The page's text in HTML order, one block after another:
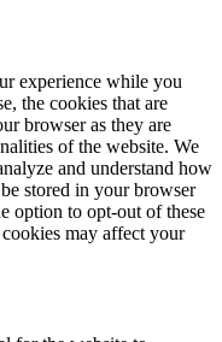
experience while you
the cookies that are
browser as they are
of the website. We
and understand how
stored in your browser
option to opt-out of these
may affect your